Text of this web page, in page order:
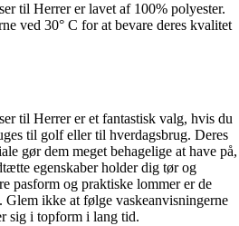
til Herrer er lavet af 100% polyester.
ved 30° C for at bevare deres kvalitet
til Herrer er et fantastisk valg, hvis du
til golf eller til hverdagsbrug. Deres
gør dem meget behagelige at have på,
egenskaber holder dig tør og
pasform og praktiske lommer er de
ikke at følge vaskeanvisningerne
sig i topform i lang tid.